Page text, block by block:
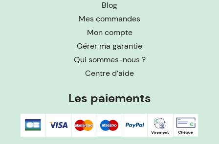
Blog
Mes commandes
Mon compte
Gérer ma garantie
Qui sommes-nous ?
Centre d’aide
Les paiements